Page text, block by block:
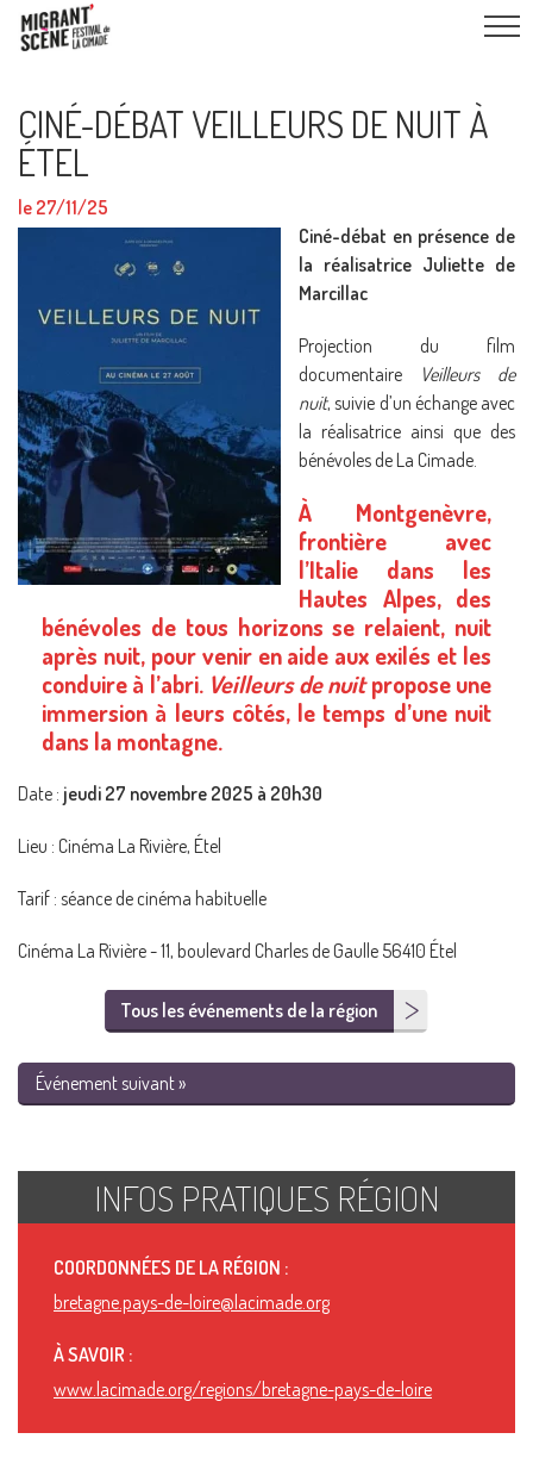
CINÉ-DÉBAT VEILLEURS DE NUIT À
ÉTEL
le 27/11/25
Ciné-débat en présence de
la réalisatrice Juliette de
Marcillac
Projection du film
documentaire
Veilleurs de
nuit, suivie d’un échange avec
la réalisatrice ainsi que des
bénévoles de La Cimade.
À Montgenèvre,
frontière avec
l’Italie dans les
Hautes Alpes, des
bénévoles de tous horizons se relaient, nuit
après nuit, pour venir en aide aux exilés et les
conduire à l’abri. Veilleurs de nuitpropose une
immersion à leurs côtés, le temps d’une nuit
dans la montagne.
Date : jeudi 27 novembre 2025 à 20h30
Lieu : Cinéma La Rivière, Étel
Tarif : séance de cinéma habituelle
Cinéma La Rivière - 11, boulevard Charles de Gaulle 56410 Étel
Tous les événements de la région
Événement suivant »
INFOS PRATIQUES RÉGION
COORDONNÉES DE LA RÉGION :
bretagne.pays-de-loire@lacimade.org
À SAVOIR :
www.lacimade.org/regions/bretagne-pays-de-loire